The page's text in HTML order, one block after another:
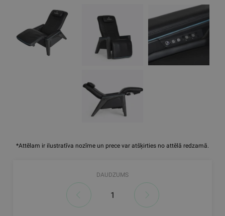
*Attēlam ir ilustratīva nozīme un prece var atšķirties no attēlā redzamā.
DAUDZUMS